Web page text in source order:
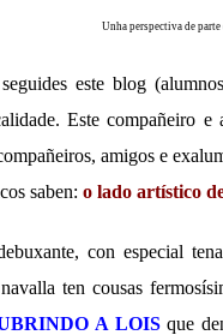
Unha perspectiva de
este blog
Este compañeiro
amigos e
saben: o lado artístico
con especial
ten cousas
A LOISque